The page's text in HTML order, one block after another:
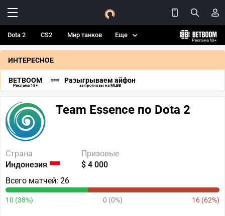
Dota 2 CS2 Мир танков Еще
ИНТЕРЕСНОЕ
BETBOOM
Реклама 18+
Разыгрываем айфон
за прогнозы на MLBB
Team Essence по Dota 2
Страна
Индонезия
Призовые
$ 4 000
Всего матчей: 26
10 (38%) 0 (0%) 16 (62%)